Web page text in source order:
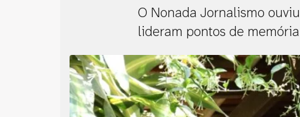
O Nonada Jornalismo
lideram pontos de